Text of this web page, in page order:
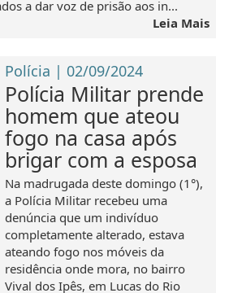
a dar voz de prisão aos in...
Leia Mais
Polícia | 02/09/2024
Polícia Militar prende
homem que ateou
fogo na casa após
brigar com a esposa
Na madrugada deste domingo (1°),
a Polícia Militar recebeu uma
denúncia que um indivíduo
completamente alterado, estava
ateando fogo nos móveis da
residência onde mora, no bairro
Vival dos Ipês, em Lucas do Rio